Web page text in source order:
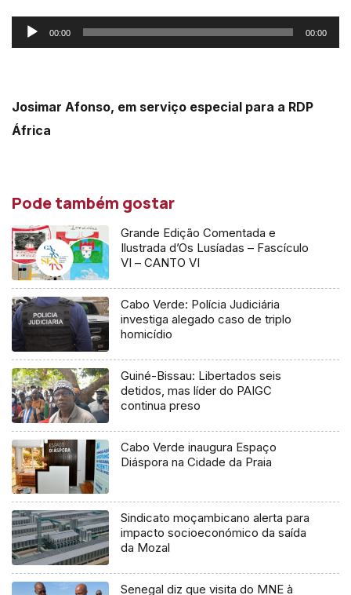
Reprodutor
de
00:00 00:00
Josimar Afonso, em serviço especial para a RDP
África
Pode também gostar
Grande Edição Comentada e
Ilustrada d’Os Lusíadas – Fascículo
VI – CANTO VI
Cabo Verde: Polícia Judiciária
investiga alegado caso de triplo
homicídio
Guiné-Bissau: Libertados seis
detidos, mas líder do PAIGC
continua preso
Cabo Verde inaugura Espaço
Diáspora na Cidade da Praia
Sindicato moçambicano alerta para
impacto socioeconómico da saída
da Mozal
Senegal diz que visita do MNE à